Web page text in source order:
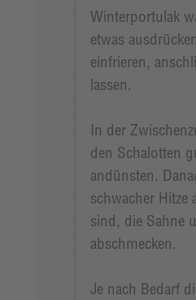
Winterportulak
etwas
einfrieren,
lassen.
In der
den Schalotten
andünsten.
schwacher Hitze
sind, die Sahne
abschmecken.
Je nach Bedarf